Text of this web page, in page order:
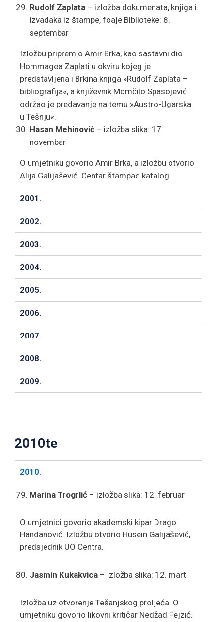
Rudolf Zaplata – izložba dokumenata, knjiga i
izvadaka iz štampe, foaje Biblioteke: 8.
septembar
Izložbu pripremio Amir Brka, kao sastavni dio
Hommagea Zaplati u okviru kojeg je
predstavljena i Brkina knjiga »Rudolf Zaplata –
bibliografija«, a književnik Momčilo Spasojević
održao je predavanje na temu »Austro-Ugarska
u Tešnju«.
Hasan Mehinović – izložba slika: 17.
novembar
O umjetniku govorio Amir Brka, a izložbu otvorio
Alija Galijašević. Centar štampao katalog.
2001.
2002.
2003.
2004.
2005.
2006.
2007.
2008.
2009.
2010te
2010.
Marina Trogrlić – izložba slika: 12. februar
O umjetnici govorio akademski kipar Drago
Handanović. Izložbu otvorio Husein Galijašević,
predsjednik UO Centra.
Jasmin Kukakvica – izložba slika: 12. mart
Izložba uz otvorenje Tešanjskog proljeća. O
umjetniku govorio likovni kritičar Nedžad Fejzić.